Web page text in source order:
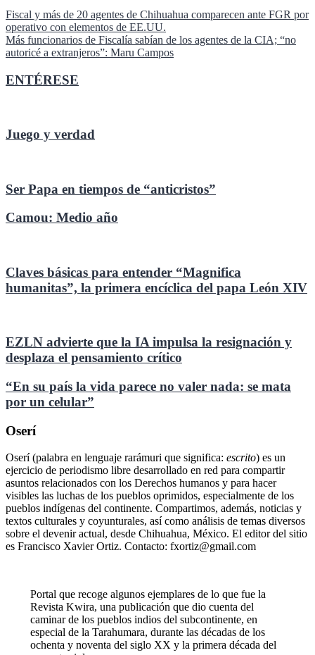
Navegación
de
entradas
Fiscal y más de 20 agentes de Chihuahua comparecen ante FGR por
operativo con elementos de EE.UU.
Más funcionarios de Fiscalía sabían de los agentes de la CIA; “no
autoricé a extranjeros”: Maru Campos
ENTÉRESE
Juego y verdad
Ser Papa en tiempos de “anticristos”
Camou: Medio año
Claves básicas para entender “Magnifica
humanitas”, la primera encíclica del papa León XIV
EZLN advierte que la IA impulsa la resignación y
desplaza el pensamiento crítico
“En su país la vida parece no valer nada: se mata
por un celular”
Oserí
Oserí (palabra en lenguaje rarámuri que significa: escrito) es un
ejercicio de periodismo libre desarrollado en red para compartir
asuntos relacionados con los Derechos humanos y para hacer
visibles las luchas de los pueblos oprimidos, especialmente de los
pueblos indígenas del continente. Compartimos, además, noticias y
textos culturales y coyunturales, así como análisis de temas diversos
sobre el devenir actual, desde Chihuahua, México. El editor del sitio
es Francisco Xavier Ortiz. Contacto: fxortiz@gmail.com
Portal que recoge algunos ejemplares de lo que fue la
Revista Kwira, una publicación que dio cuenta del
caminar de los pueblos indios del subcontinente, en
especial de la Tarahumara, durante las décadas de los
ochenta y noventa del siglo XX y la primera década del